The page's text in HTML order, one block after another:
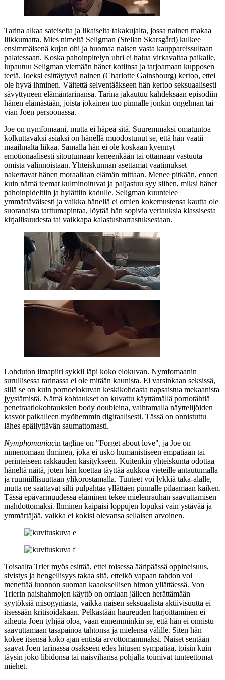
Tarina alkaa sateiselta ja likaiselta takakujalta, jossa nainen makaa
liikkumatta. Mies nimeltä Seligman (Stellan Skarsgård) kulkee
ensimmäisenä kujan ohi ja huomaa naisen vasta kauppareissultaan
palatessaan. Koska pahoinpitelyn uhri ei halua virkavaltaa paikalle,
lupautuu Seligman viemään hänet kotiinsa ja tarjoamaan kupposen
teetä. Joeksi esittäytyvä nainen (Charlotte Gainsbourg) kertoo, ettei
ole hyvä ihminen. Väitettä selventääkseen hän kertoo seksuaalisesti
sävyttyneen elämäntarinansa. Tarina jakautuu kahdeksaan episodiin
hänen elämästään, joista jokainen tuo pinnalle jonkin ongelman tai
vian Joen persoonassa.
Joe on nymfomaani, mutta ei häpeä sitä. Suuremmaksi omatuntoa
kolkuttavaksi asiaksi on hänellä muodostunut se, että hän vaatii
maailmalta liikaa. Samalla hän ei ole koskaan kyennyt
emotionaalisesti sitoutumaan keneenkään tai ottamaan vastuuta
omista valinnoistaan. Yhteiskunnan asettamat vaatimukset
nakertavat hänen moraaliaan elämän mittaan. Menee pitkään, ennen
kuin nämä teemat kulminoituvat ja paljastuu syy siihen, miksi hänet
pahoinpideltiin ja hylättiin kadulle. Seligman kuuntelee
ymmärtäväisesti ja vaikka hänellä ei omien kokemustensa kautta ole
suoranaista tarttumapintaa, löytää hän sopivia vertauksia klassisesta
kirjallisuudesta tai vaikkapa kalastusharrastuksestaan.
Lohduton ilmapiiri sykkii läpi koko elokuvan. Nymfomaanin
surullisessa tarinassa ei ole mitään kaunista. Ei varsinkaan seksissä,
sillä se on kuin pornoelokuvan keskikohdasta napsaistua mekaanista
jyystämistä. Nämä kohtaukset on kuvattu käyttämällä pornotähtiä
penetraatiokohtauksien body doubleina, vaihtamalla näyttelijöiden
kasvot paikalleen myöhemmin digitaalisesti. Tässä on onnistuttu
lähes epäilyttävän saumattomasti.
Nymphomaniacin tagline on "Forget about love", ja Joe on
nimenomaan ihminen, joka ei usko humanistiseen empatiaan tai
perinteiseen rakkauden käsitykseen. Kuitenkin yhteiskunta odottaa
häneltä näitä, joten hän koettaa täyttää aukkoa vieteille antautumalla
ja ruumiillisuuttaan ylikorostamalla. Tunteet voi lykkiä taka-alalle,
mutta ne saattavat silti pulpahtaa yllättäen pinnalle pilaamaan kaiken.
Tässä epävarmuudessa eläminen tekee mielenrauhan saavuttamisen
mahdottomaksi. Ihminen kaipaisi loppujen lopuksi vain ystävää ja
ymmärtäjää, vaikka ei kokisi olevansa sellaisen arvoinen.
Toisaalta Trier myös esittää, ettei toisessa ääripäässä oppineisuus,
sivistys ja hengellisyys takaa sitä, etteikö vapaan tahdon voi
menettää luonnon suoman kaaoksellisen himon yllättäessä. Von
Trierin naishahmojen käyttö on omiaan jälleen herättämään
syytöksiä misogyniasta, vaikka naisen seksuaalista aktiivisuutta ei
itsessään kritisoidakaan. Pelkästään haureuden harjoittaminen ei
aiheuta Joen tyhjää oloa, vaan ennemminkin se, että hän ei onnistu
saavuttamaan tasapainoa tahtonsa ja mielensä välille. Siten hän
kokee itsensä koko ajan entistä arvottomammaksi. Naiset sentään
saavat Joen tarinassa osakseen edes hitusen sympatiaa, toisin kuin
täysin joko libidonsa tai naisvihansa pohjalta toimivat tunteettomat
miehet.